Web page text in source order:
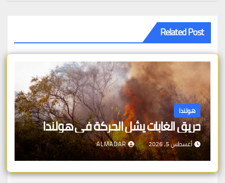
Related Post
هولندا
حريق الغابات يشل الحركة في هولندا
أغسطس 5, 2026 ALMADAR